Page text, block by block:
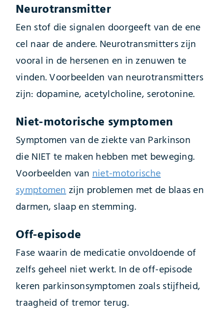
Neurotransmitter
Een stof die signalen doorgeeft van de ene
cel naar de andere. Neurotransmitters zijn
vooral in de hersenen en in zenuwen te
vinden. Voorbeelden van neurotransmitters
zijn: dopamine, acetylcholine, serotonine.
Niet-motorische symptomen
Symptomen van de ziekte van Parkinson
die NIET te maken hebben met beweging.
Voorbeelden vanniet-motorische
symptomenzijn problemen met de blaas en
darmen, slaap en stemming.
Off-episode
Fase waarin de medicatie onvoldoende of
zelfs geheel niet werkt. In de off-episode
keren parkinsonsymptomen zoals stijfheid,
traagheid of tremor terug.